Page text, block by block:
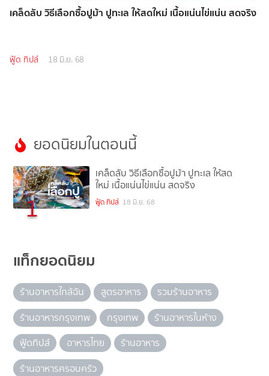
เคล็ดลับ วิธีเลือกซื้อปูม้า ปูทะเล ให้สดใหม่ เนื้อแน่นไข่แน่น สดจริง
ฟู้ด ทิปส์ 18 มิ.ย. 68
ยอดนิยมในตอนนี้
1
เคล็ดลับ วิธีเลือกซื้อปูม้า ปูทะเล ให้สด
ใหม่ เนื้อแน่นไข่แน่น สดจริง
ฟู้ด ทิปส์ 18 มิ.ย. 68
แท็กยอดนิยม
ร้านอาหารใกล้ฉัน สูตรอาหาร
รวมร้านอาหาร
ร้านอาหารกรุงเทพ
กรุงเทพ
ร้านอาหารในห้าง
ฟู้ดทิปส์
อาหารไทย
ร้านอาหาร
ร้านอาหารครอบครัว